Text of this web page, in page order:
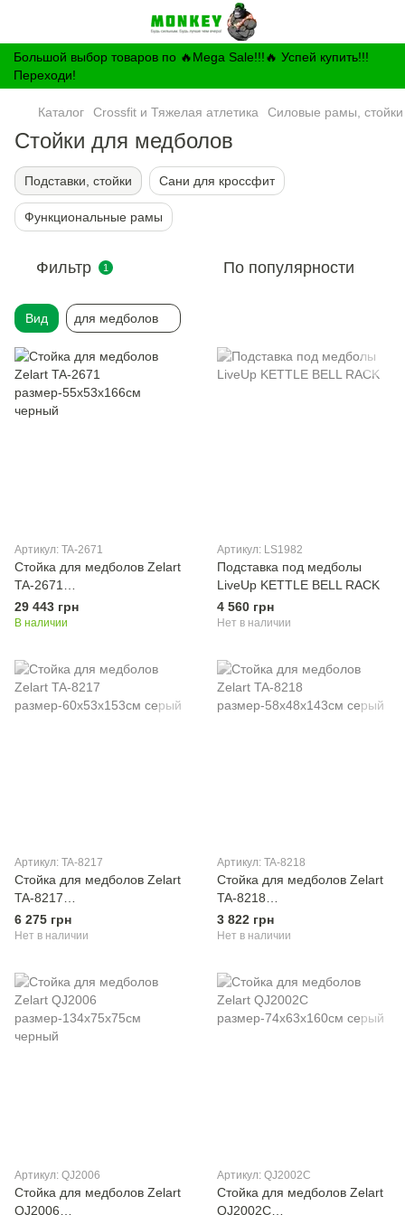
Большой выбор товаров по 🔥Mega Sale!!!🔥 Успей купить!!!
Переходи!
Каталог Crossfit и Тяжелая атлетика Силовые рамы, стойки
Стойки для медболов
Подставки, стойки Сани для кроссфит
Функциональные рамы
Фильтр 1 По популярности
Вид для медболов
Артикул: TA-2671
Стойка для медболов Zelart
TA-2671
размер-55x53x166см
черный
29 443 грн
В наличии
Артикул: LS1982
Подставка под медболы
LiveUp KETTLE BELL RACK
4 560 грн
Нет в наличии
Артикул: TA-8217
Стойка для медболов Zelart
TA-8217
размер-60х53х153см серый
6 275 грн
Нет в наличии
Артикул: TA-8218
Стойка для медболов Zelart
TA-8218
размер-58х48х143см серый
3 822 грн
Нет в наличии
Артикул: QJ2006
Стойка для медболов Zelart
QJ2006
Артикул: QJ2002C
Стойка для медболов Zelart
QJ2002C